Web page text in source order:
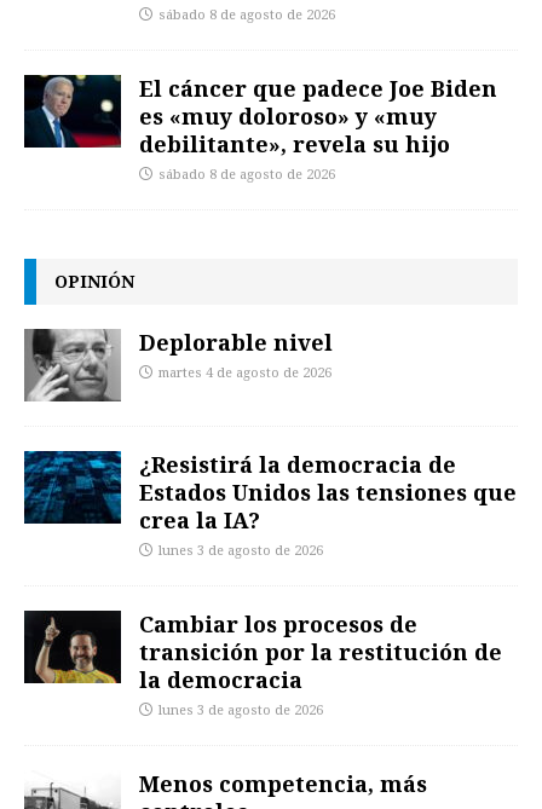
sábado 8 de agosto de 2026
El cáncer que padece Joe Biden
es «muy doloroso» y «muy
debilitante», revela su hijo
sábado 8 de agosto de 2026
OPINIÓN
Deplorable nivel
martes 4 de agosto de 2026
¿Resistirá la democracia de
Estados Unidos las tensiones que
crea la IA?
lunes 3 de agosto de 2026
Cambiar los procesos de
transición por la restitución de
la democracia
lunes 3 de agosto de 2026
Menos competencia, más